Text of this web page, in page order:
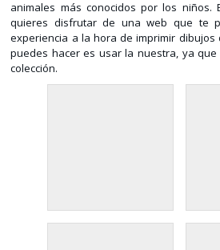
animales más conocidos por los
quieres disfrutar de una web que te
experiencia a la hora de imprimir dibujos
puedes hacer es usar la nuestra, ya
colección.